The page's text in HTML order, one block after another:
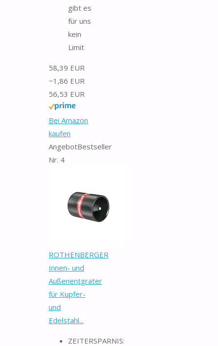
gibt es
für uns
kein
Limit
58,39 EUR
−1,86 EUR
56,53 EUR
Bei Amazon
kaufen
AngebotBestseller
Nr. 4
ROTHENBERGER
Innen- und
Außenentgrater
für Kupfer-
und
Edelstahl...
ZEITERSPARNIS: